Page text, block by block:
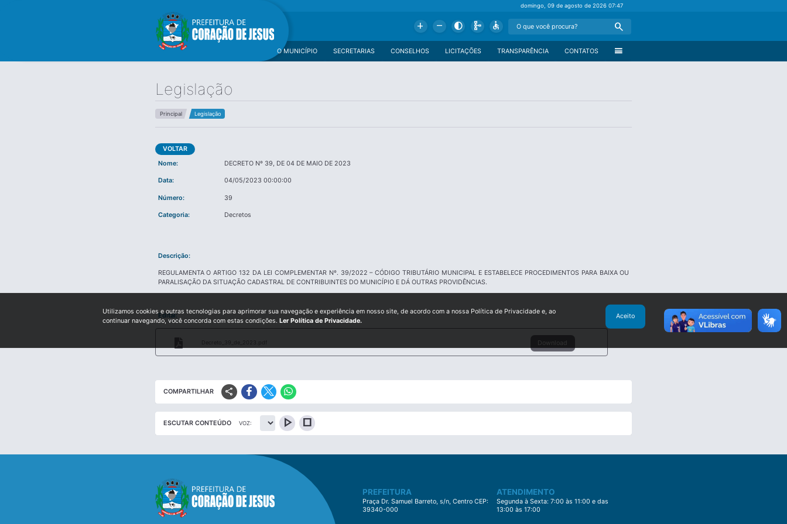
domingo, 09 de agosto de 202607:47
Add Remove Contrast Schema Accessible Search
menu
CONTATOS
TRANSPARÊNCIA
LICITAÇÕES
CONSELHOS
SECRETARIAS
O MUNICÍPIO
Legislação
Principal Legislação
VOLTAR
Nome:
DECRETO Nº 39, DE 04 DE MAIO DE 2023
Data: 04/05/2023 00:00:00
Número: 39
Categoria: Decretos
Descrição:
REGULAMENTA O ARTIGO 132 DA LEI COMPLEMENTAR Nº. 39/2022 – CÓDIGO TRIBUTÁRIO MUNICIPAL E ESTABELECE PROCEDIMENTOS PARA BAIXA OU
PARALISAÇÃO DA SITUAÇÃO CADASTRAL DE CONTRIBUINTES DO MUNICÍPIO E DÁ OUTRAS PROVIDÊNCIAS.
Edital:
Decreto_39_de_2023.pdf Download
COMPARTILHAR share
ESCUTAR CONTEÚDO VOZ: play_arrow stop
PREFEITURA
Praça Dr. Samuel Barreto, s/n, Centro CEP:
39340-000
ATENDIMENTO
Segunda à Sexta: 7:00 às 11:00 e das
13:00 às 17:00
Utilizamos cookies e outras tecnologias para aprimorar sua navegação e experiência em nosso site, de acordo com a nossa Política de Privacidade e, ao
continuar navegando, você concorda com estas condições. Ler Política de Privacidade.
Aceito